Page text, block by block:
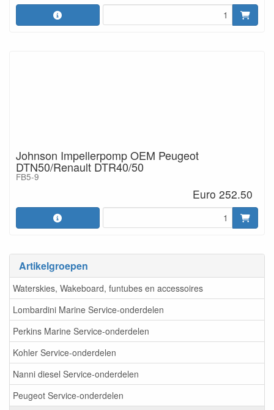
Artikelgroepen
Waterskies, Wakeboard, funtubes en accessoires
Lombardini Marine Service-onderdelen
Perkins Marine Service-onderdelen
Kohler Service-onderdelen
Nanni diesel Service-onderdelen
Peugeot Service-onderdelen
Johnson Impellerpomp OEM Peugeot
DTN50/Renault DTR40/50
FB5-9
Euro 252.50